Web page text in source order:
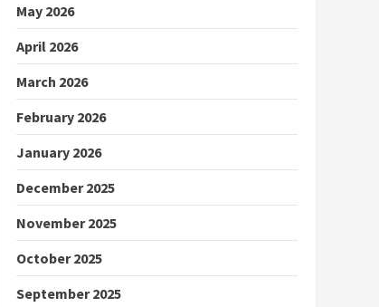
May 2026
April 2026
March 2026
February 2026
January 2026
December 2025
November 2025
October 2025
September 2025